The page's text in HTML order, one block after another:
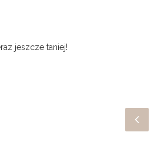
jeszcze taniej!